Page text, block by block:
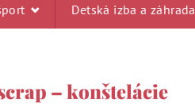
Detská izba a záhrada
– konštelácie